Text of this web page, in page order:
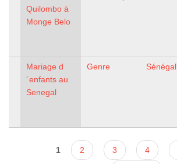
Quilombo à
Monge Belo
Mariage d
´enfants au
Senegal
Genre Sénégal
1 2 3 4